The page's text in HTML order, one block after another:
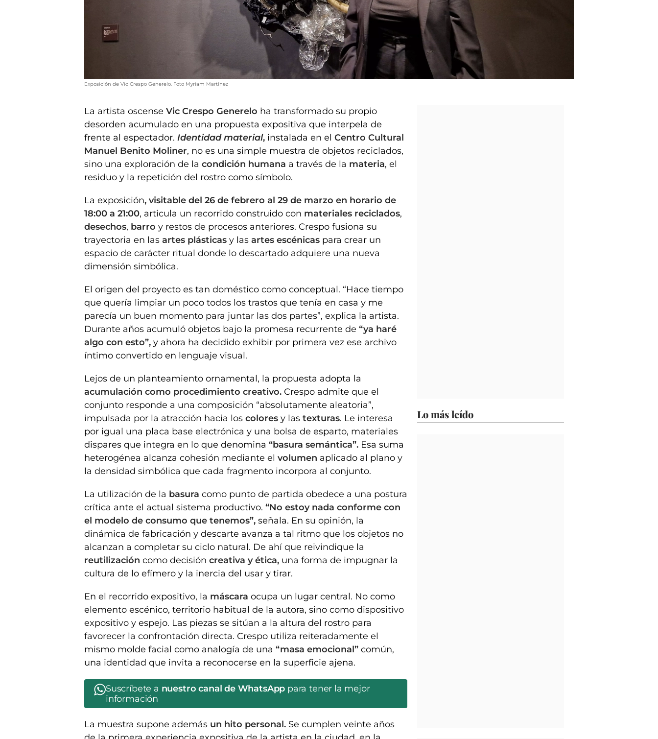
Exposición de Vic Crespo Generelo. Foto Myriam Martínez
La artista oscense Vic Crespo Generelo ha transformado su propio
desorden acumulado en una propuesta expositiva que interpela de
frente al espectador. Identidad material, instalada en el Centro Cultural
Manuel Benito Moliner, no es una simple muestra de objetos reciclados,
sino una exploración de la condición humana a través de la materia, el
residuo y la repetición del rostro como símbolo.
La exposición, visitable del 26 de febrero al 29 de marzo en horario de
18:00 a 21:00, articula un recorrido construido con materiales reciclados,
desechos, barro y restos de procesos anteriores. Crespo fusiona su
trayectoria en las artes plásticas y las artes escénicas para crear un
espacio de carácter ritual donde lo descartado adquiere una nueva
dimensión simbólica.
El origen del proyecto es tan doméstico como conceptual. “Hace tiempo
que quería limpiar un poco todos los trastos que tenía en casa y me
parecía un buen momento para juntar las dos partes”, explica la artista.
Durante años acumuló objetos bajo la promesa recurrente de “ya haré
algo con esto”, y ahora ha decidido exhibir por primera vez ese archivo
íntimo convertido en lenguaje visual.
Lejos de un planteamiento ornamental, la propuesta adopta la
acumulación como procedimiento creativo. Crespo admite que el
conjunto responde a una composición “absolutamente aleatoria”,
impulsada por la atracción hacia los colores y las texturas. Le interesa
por igual una placa base electrónica y una bolsa de esparto, materiales
dispares que integra en lo que denomina “basura semántica”. Esa suma
heterogénea alcanza cohesión mediante el volumen aplicado al plano y
la densidad simbólica que cada fragmento incorpora al conjunto.
La utilización de la basura como punto de partida obedece a una postura
crítica ante el actual sistema productivo. “No estoy nada conforme con
el modelo de consumo que tenemos”, señala. En su opinión, la
dinámica de fabricación y descarte avanza a tal ritmo que los objetos no
alcanzan a completar su ciclo natural. De ahí que reivindique la
reutilización como decisión creativa y ética, una forma de impugnar la
cultura de lo efímero y la inercia del usar y tirar.
En el recorrido expositivo, la máscara ocupa un lugar central. No como
elemento escénico, territorio habitual de la autora, sino como dispositivo
expositivo y espejo. Las piezas se sitúan a la altura del rostro para
favorecer la confrontación directa. Crespo utiliza reiteradamente el
mismo molde facial como analogía de una “masa emocional” común,
una identidad que invita a reconocerse en la superficie ajena.
Suscríbete a nuestro canal de WhatsApp para tener la mejor
información
La muestra supone además un hito personal. Se cumplen veinte años
Lo más leído